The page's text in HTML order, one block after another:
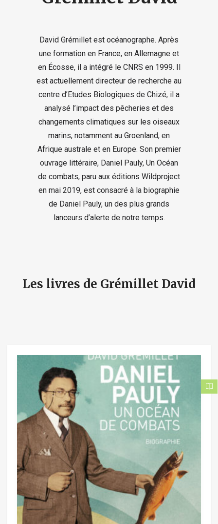
David Grémillet est océanographe. Après
une formation en France, en Allemagne et
en Écosse, il a intégré le CNRS en 1999. Il
est actuellement directeur de recherche au
centre d’Etudes Biologiques de Chizé, il a
analysé l’impact des pêcheries et des
changements climatiques sur les oiseaux
marins, notamment au Groenland, en
Afrique australe et en Europe. Son premier
ouvrage littéraire, Daniel Pauly, Un Océan
de combats, paru aux éditions Wildproject
en mai 2019, est consacré à la biographie
de Daniel Pauly, un des plus grands
lanceurs d’alerte de notre temps.
Les livres de Grémillet David